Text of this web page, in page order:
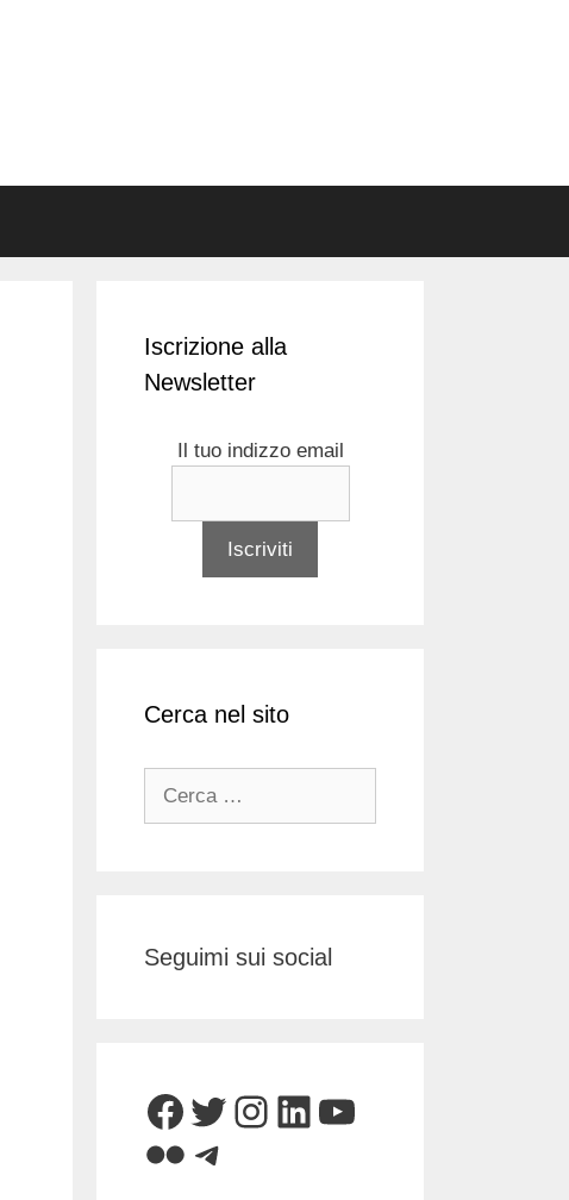
Iscrizione alla
Newsletter
Il tuo indizzo email
Cerca nel sito
Seguimi sui social
Facebook
Twitter
Instagram
LinkedIn
YouTube
FlickrTelegram